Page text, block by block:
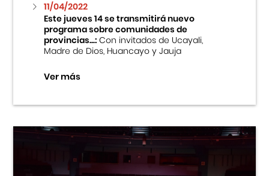
11/04/2022
Este jueves 14 se transmitirá nuevo
programa sobre comunidades de
provincias...:Con invitados de Ucayali,
Madre de Dios, Huancayo y Jauja
Ver más